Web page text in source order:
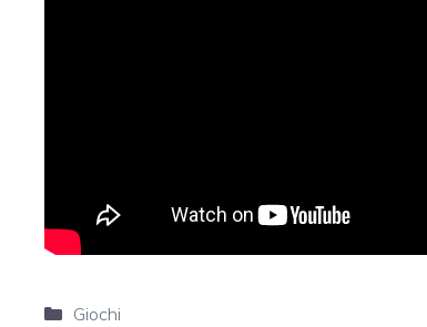
Categorie
Giochi